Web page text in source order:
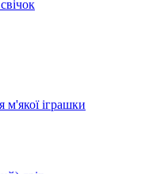
м'якої іграшки